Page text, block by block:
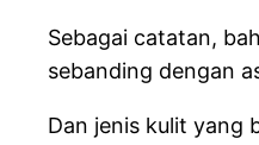
Sebagai catatan,
sebanding dengan
Dan jenis kulit yang